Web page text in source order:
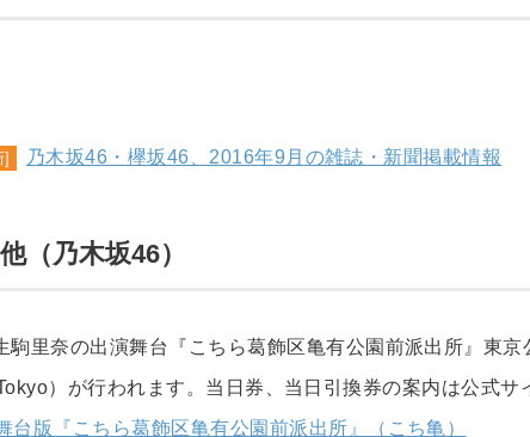
] 乃木坂46・欅坂46、2016年9月の雑誌・新聞掲載情報
（乃木坂46）
駒里奈の出演舞台『こちら葛飾区亀有公園前派出所』東
）が行われます。当日券、当日引換券の案内は公式サ
台版『こちら葛飾区亀有公園前派出所』（こち亀）